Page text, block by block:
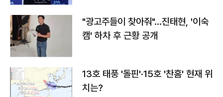
"광고주들이 찾아줘"…진태현, '이숙
캠' 하차 후 근황 공개
13호 태풍 '돌핀'·15호 '찬홈' 현재 위
치는?